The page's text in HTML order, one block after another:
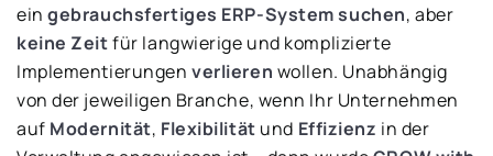
eingebrauchsfertiges ERP-System suchen, aber
keine Zeitfür langwierige und komplizierte
Implementierungenverlieren wollen. Unabhängig
von der jeweiligen Branche, wenn Ihr Unternehmen
auf Modernität, Flexibilität und Effizienz in der